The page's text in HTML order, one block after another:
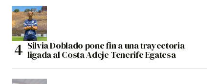
Silvia Doblado pone fin a una trayectoria
ligada al Costa Adeje Tenerife Egatesa